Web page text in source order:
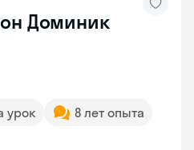
Доминик
урок
8 лет опыта